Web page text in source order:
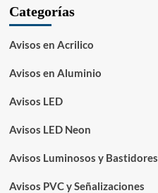
Categorías
Avisos en Acrilico
Avisos en Aluminio
Avisos LED
Avisos LED Neon
Avisos Luminosos y Bastidores
Avisos PVC y Señalizaciones